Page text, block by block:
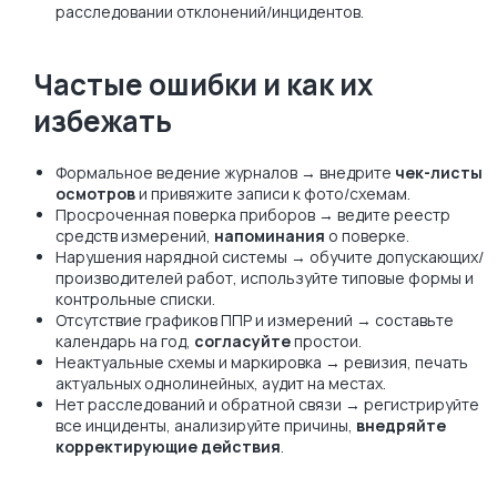
расследовании отклонений/инцидентов.
Частые ошибки и как их
избежать
Формальное ведение журналов → внедрите чек-листы
осмотрови привяжите записи к фото/схемам.
Просроченная поверка приборов → ведите реестр
средств измерений, напоминания о поверке.
Нарушения нарядной системы → обучите допускающих/
производителей работ, используйте типовые формы и
контрольные списки.
Отсутствие графиков ППР и измерений → составьте
календарь на год, согласуйтепростои.
Неактуальные схемы и маркировка → ревизия, печать
актуальных однолинейных, аудит на местах.
Нет расследований и обратной связи → регистрируйте
все инциденты, анализируйте причины, внедряйте
корректирующие действия.